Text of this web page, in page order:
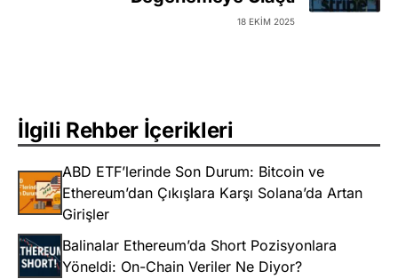
18 EKIM 2025
İlgili Rehber İçerikleri
ABD ETF’lerinde Son Durum: Bitcoin ve
Ethereum’dan Çıkışlara Karşı Solana’da Artan
Girişler
Balinalar Ethereum’da Short Pozisyonlara
Yöneldi: On-Chain Veriler Ne Diyor?